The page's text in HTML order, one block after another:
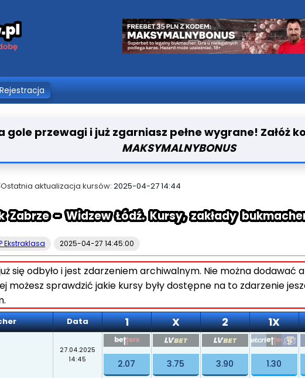
Rejestracja
gole przewagi i już zgarniasz pełne wygrane! Załóż
MAKSYMALNYBONUS
Ostatnia aktualizacja kursów:2025-04-27 14:44
Zabrze - Widzew Łódź. Kursy, zakłady
Ekstraklasa 2025-04-27 14:45:00
się odbyło i jest zdarzeniem archiwalnym. Nie można dodawać
możesz sprawdzić jakie kursy były dostępne na to zdarzenie
Data 1 X 2 1X
27.04.2025
14:45
2.07 3.75 3.90 1.30